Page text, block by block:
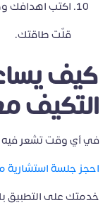
اكتب اهدافك
قلّت طاقتك.
كيف
التكيف
في أي وقت تشعر فيه
احجز جلسة استشارية
خدمتك على التطبيق